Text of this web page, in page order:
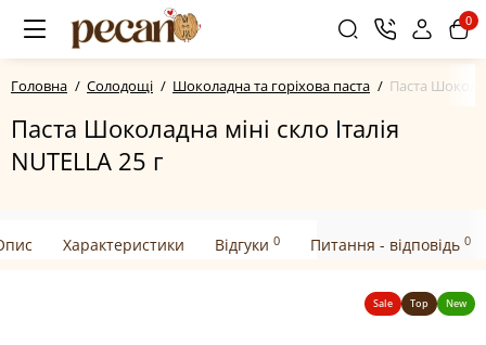
0
Головна Солодощі Шоколадна та горіхова паста Паста
Паста Шоколадна міні скло Італія
NUTELLA 25 г
Характеристики Відгуки 0 Питання - відповідь 0
Sale Top New